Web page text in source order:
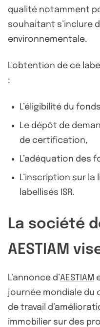
qualité notamment
souhaitant s’inclure
environnementale.
L'obtention de ce
:
L’éligibilité du
Le dépôt de
de certification,
L’adéquation des
L’inscription sur
labellisés ISR.
La société
AESTIAM
L’annonce d’AESTIAM
journée mondiale du
de travail
immobilier sur des